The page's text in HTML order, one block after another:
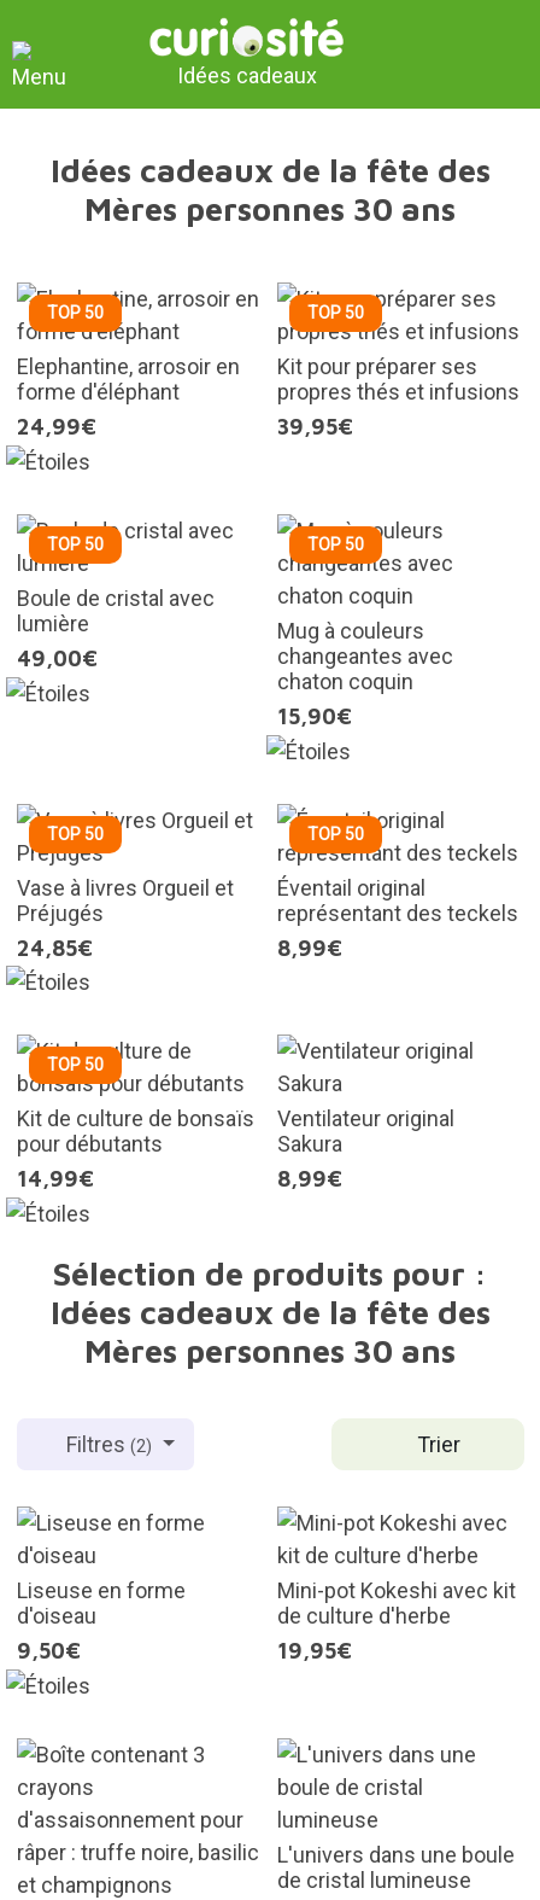
Idées cadeaux
Idées cadeaux de la fête des
Mères personnes 30 ans
TOP 50
Elephantine, arrosoir en
forme d'éléphant
24,99€
TOP 50
Kit pour préparer ses
propres thés et infusions
39,95€
TOP 50
Boule de cristal avec
lumière
49,00€
TOP 50
Mug à couleurs
changeantes avec
chaton coquin
15,90€
TOP 50
Vase à livres Orgueil et
Préjugés
24,85€
TOP 50
Éventail original
représentant des teckels
8,99€
TOP 50
Kit de culture de bonsaïs
pour débutants
14,99€
Ventilateur original
Sakura
8,99€
Sélection de produits pour :
Idées cadeaux de la fête des
Mères personnes 30 ans
Trier
Filtres(2)
Liseuse en forme
d'oiseau
9,50€
Mini-pot Kokeshi avec kit
de culture d'herbe
19,95€
L'univers dans une boule
de cristal lumineuse